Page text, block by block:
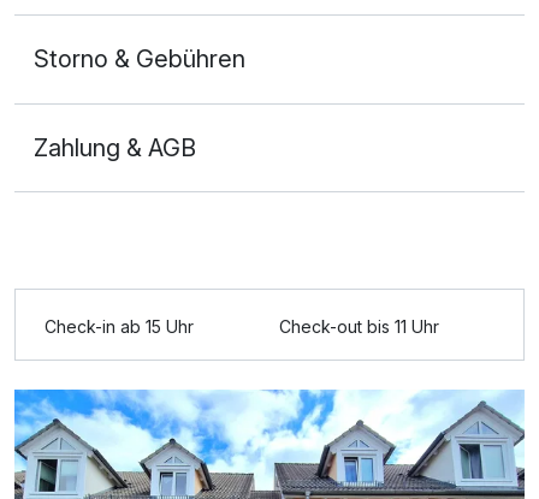
Ausstattung
Zusatznächte
Für 8 Tage p.P. ab578,00 €
Storno & Gebühren
Zahlung & AGB
Check-in ab 15 Uhr Check-out bis 11 Uhr